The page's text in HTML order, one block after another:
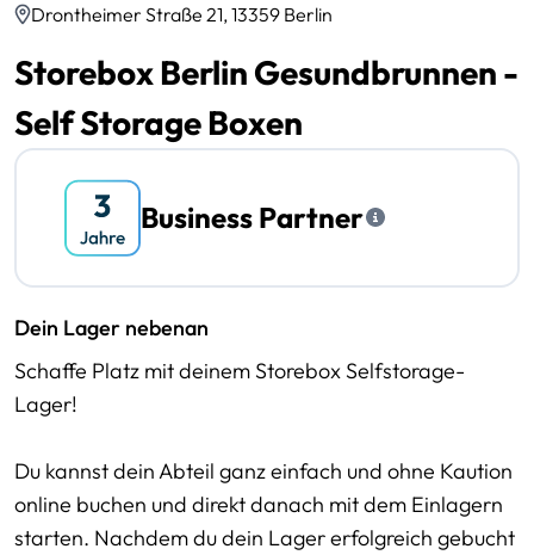
Drontheimer Straße 21, 13359 Berlin
Storebox Berlin Gesundbrunnen -
Self Storage Boxen
Business Partner
Dein Lager nebenan
Schaffe Platz mit deinem Storebox Selfstorage-
Lager!
Du kannst dein Abteil ganz einfach und ohne Kaution
online buchen und direkt danach mit dem Einlagern
starten. Nachdem du dein Lager erfolgreich gebucht